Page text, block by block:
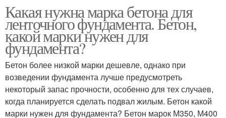
Какая нужна марка бетона для
ленточного фундамента. Бетон,
какой марки нужен для
фундамента?
Бетон более низкой марки дешевле, однако при
возведении фундамента лучше предусмотреть
некоторый запас прочности, особенно для тех случаев,
когда планируется сделать подвал жилым. Бетон какой
марки нужен для фундамента? Бетон марок М350, М400